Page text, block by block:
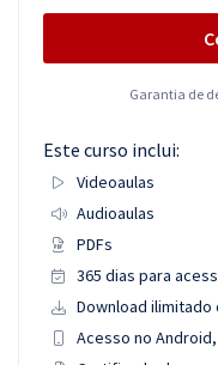
Garantia de
Este curso inclui:
Videoaulas
Audioaulas
PDFs
365 dias para
Download ilimitado
Acesso no